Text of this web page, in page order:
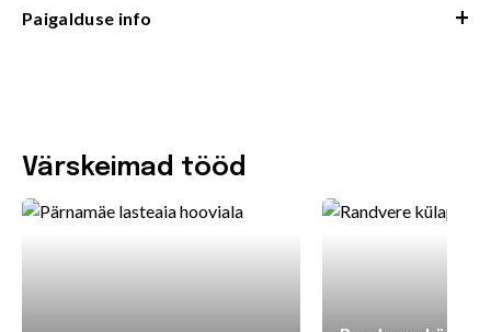
Paigalduse info +
Värskeimad tööd